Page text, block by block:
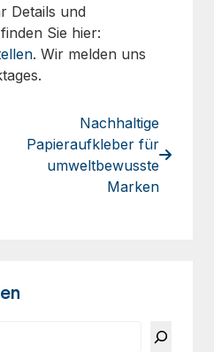
Details und
Sie hier:
. Wir melden uns
Nachhaltige
Papieraufkleber für
umweltbewusste
Marken